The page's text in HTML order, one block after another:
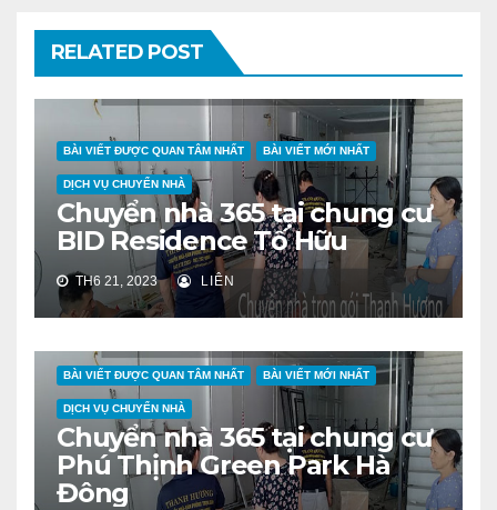
RELATED POST
BÀI VIẾT ĐƯỢC QUAN TÂM NHẤT BÀI VIẾT MỚI NHẤT
DỊCH VỤ CHUYỂN NHÀ
Chuyển nhà 365 tại chung cư
BID Residence Tố Hữu
TH6 21, 2023 LIÊN
BÀI VIẾT ĐƯỢC QUAN TÂM NHẤT BÀI VIẾT MỚI NHẤT
DỊCH VỤ CHUYỂN NHÀ
Chuyển nhà 365 tại chung cư
Phú Thịnh Green Park Hà
Đông